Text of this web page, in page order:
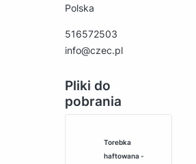
Polska
516572503
info@czec.pl
Pliki do
pobrania
Torebka
haftowana -